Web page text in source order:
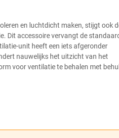
en luchtdicht maken, stijgt ook
Dit accessoire vervangt de
unit heeft een iets afgeronder
nauwelijks het uitzicht van het
voor ventilatie te behalen met